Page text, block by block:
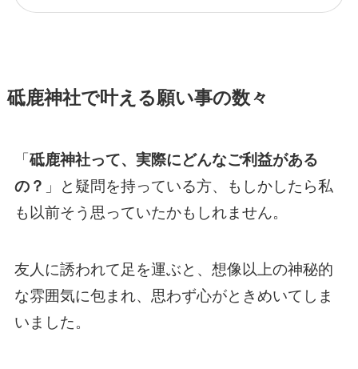
砥鹿神社で叶える願い事の数々
「 砥鹿神社って、実際にどんなご利益がある
の？ 」と疑問を持っている方、もしかしたら私
も以前そう思っていたかもしれません。
友人に誘われて足を運ぶと、想像以上の神秘的
な雰囲気に包まれ、思わず心がときめいてしま
いました。